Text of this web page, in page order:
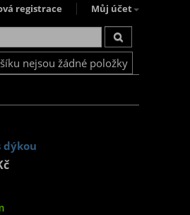
registrace Můj účet
nejsou žádné položky
dýkou